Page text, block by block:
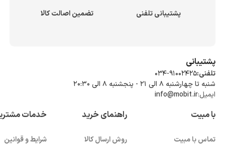
پشتیبانی تلفنی تضمین اصالت کالا
پشتیبانی
تلفنی:034-91002425
شنبه تا چهارشنبه ۸ الی ۲۱ - پنجشنبه 8 الی ۲۰:۳۰
ایمیل:info@mobit.ir
با مبیت
تماس با مبیت
راهنمای خرید
روش ارسال کالا
خدمات
شرایط و قوانین